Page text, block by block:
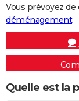
Vous prévoyez
déménagement.
Quelle est la